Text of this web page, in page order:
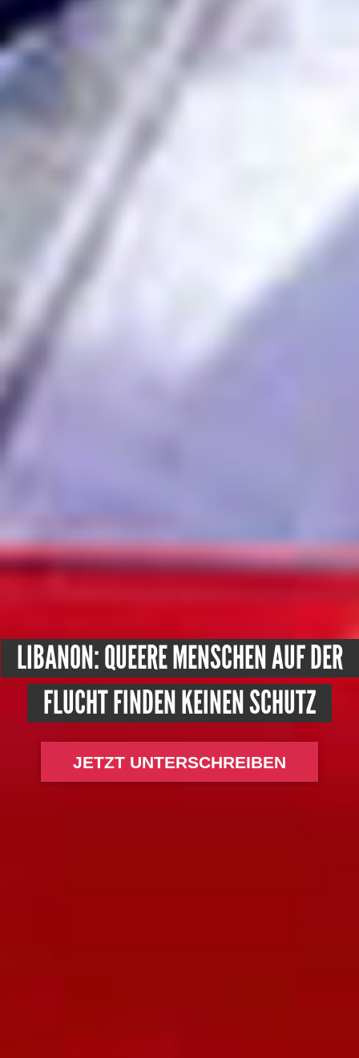
LIBANON: QUEERE MENSCHEN AUF DER
FLUCHT FINDEN KEINEN SCHUTZ
JETZT UNTERSCHREIBEN